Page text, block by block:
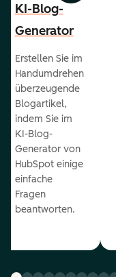
KI-Blog-
Generator
Erstellen Sie im
Handumdrehen
überzeugende
Blogartikel,
indem Sie im
KI-Blog-
Generator von
HubSpot einige
einfache
Fragen
beantworten.